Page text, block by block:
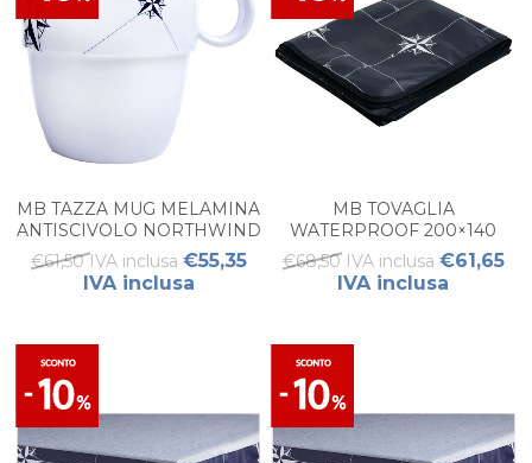
MB TAZZA MUG MELAMINA
ANTISCIVOLO NORTHWIND
(6PZ)
€61,50 IVA inclusa €55,35
IVA inclusa
MB TOVAGLIA
WATERPROOF 200×140
NORTHWIND (1PZ)
€68,50 IVA inclusa €61,65
IVA inclusa